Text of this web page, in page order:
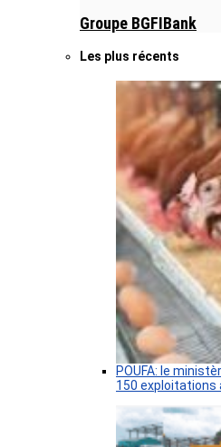
Groupe BGFIBank
Les plus récents
POUFA: le
150 exploitations